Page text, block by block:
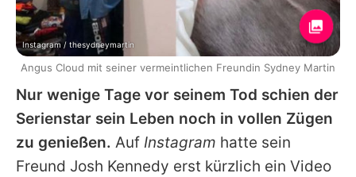
Nur wenige Tage vor seinem Tod schien der
Serienstar sein Leben noch in vollen Zügen
zu genießen. Auf Instagram hatte sein
Freund Josh Kennedy erst kürzlich ein Video
Instagram / thesydneymartin
Angus Cloud mit seiner vermeintlichen Freundin Sydney Martin